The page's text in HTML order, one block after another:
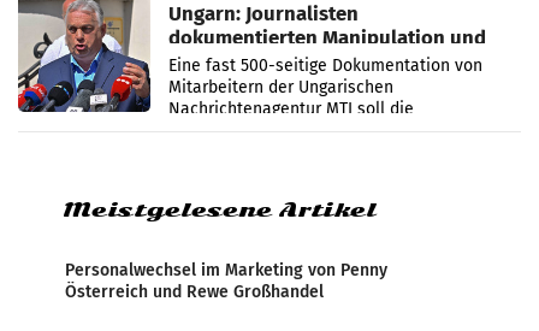
Ungarn: Journalisten
dokumentierten Manipulation und
Zensur
Eine fast 500-seitige Dokumentation von
Mitarbeitern der Ungarischen
Nachrichtenagentur MTI soll die
systematische Nachrichten-Manipulation und
Meistgelesene Artikel
Personalwechsel im Marketing von Penny
Österreich und Rewe Großhandel